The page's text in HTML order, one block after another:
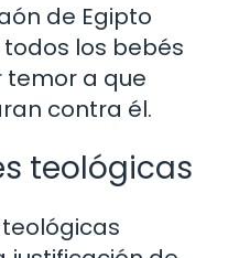
de Egipto
los bebés
temor a que
contra él.
teológicas